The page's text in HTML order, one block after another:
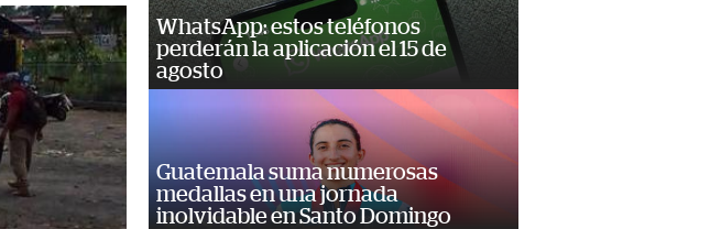
WhatsApp: estos teléfonos
perderán la aplicación el 15 de
agosto
Guatemala suma numerosas
medallas en una jornada
inolvidable en Santo Domingo